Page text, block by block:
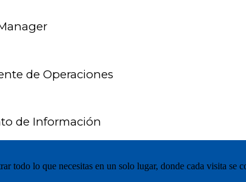
de Operaciones
de Información
todo lo que necesitas en un solo lugar, donde cada visita se